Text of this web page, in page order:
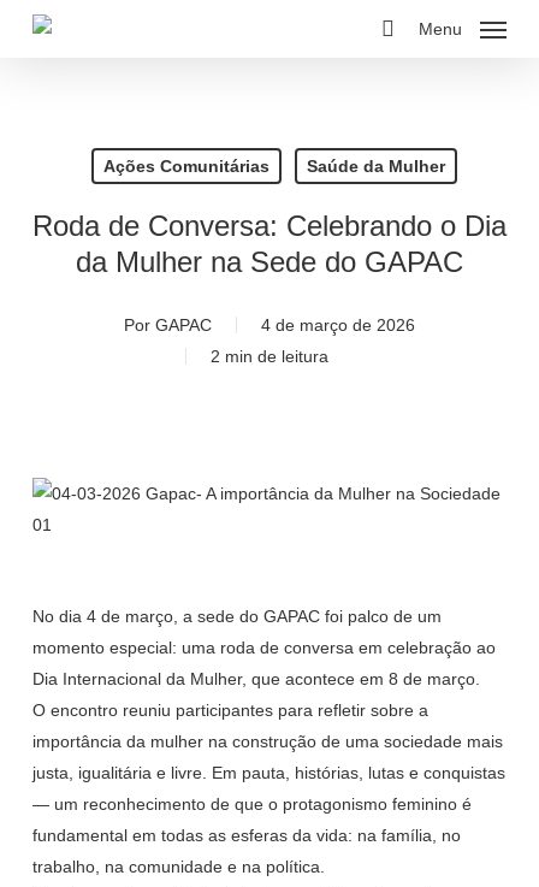
Menu
Ações Comunitárias Saúde da Mulher
Roda de Conversa: Celebrando o Dia
da Mulher na Sede do GAPAC
Por GAPAC
4 de março de 2026
2 min de leitura
No dia 4 de março, a sede do GAPAC foi palco de um
momento especial: uma roda de conversa em celebração ao
Dia Internacional da Mulher, que acontece em 8 de março.
O encontro reuniu participantes para refletir sobre a
importância da mulher na construção de uma sociedade mais
justa, igualitária e livre. Em pauta, histórias, lutas e conquistas
— um reconhecimento de que o protagonismo feminino é
fundamental em todas as esferas da vida: na família, no
trabalho, na comunidade e na política.